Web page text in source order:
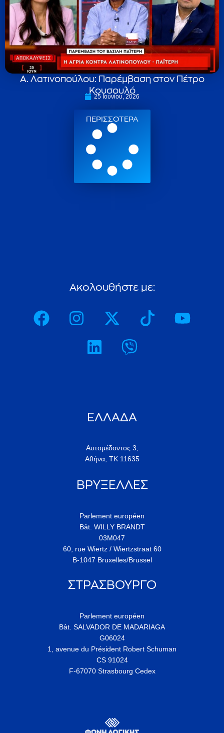
Α. Λατινοπούλου: Παρέμβαση στον Πέτρο
Κουσουλό
25 Ιουνίου, 2026
ΠΕΡΙΣΣΟΤΕΡΑ
Aκολουθήστε με:
ΕΛΛΑΔΑ
Αυτομέδοντος 3,
Αθήνα, ΤΚ 11635
ΒΡΥΞΕΛΛΕΣ
Parlement européen
Bât. WILLY BRANDT
03M047
60, rue Wiertz / Wiertzstraat 60
B-1047 Bruxelles/Brussel
ΣΤΡΑΣΒΟΥΡΓΟ
Parlement européen
Bât. SALVADOR DE MADARIAGA
G06024
1, avenue du Président Robert Schuman
CS 91024
F-67070 Strasbourg Cedex